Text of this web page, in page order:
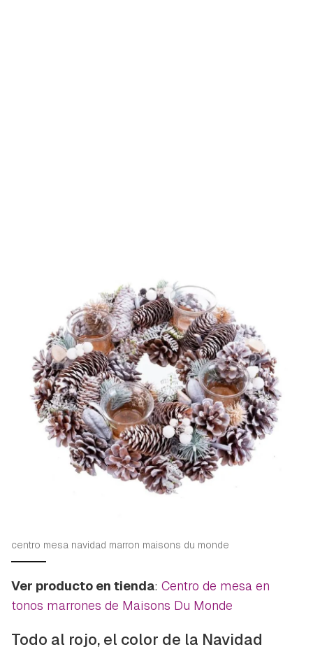
centro mesa navidad marron maisons du monde
Ver producto en tienda: Centro de mesa en
tonos marrones de Maisons Du Monde
Todo al rojo, el color de la Navidad